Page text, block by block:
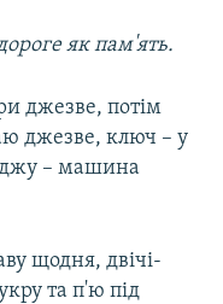
як пам'ять.
джезве, потім
джезве, ключ – у
– машина
щодня, двічі-
та п'ю під